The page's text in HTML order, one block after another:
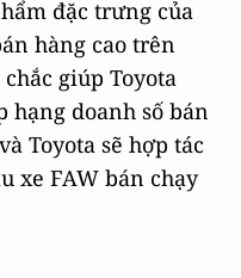
đặc trưng của
hàng cao trên
giúp Toyota
hạng doanh số bán
Toyota sẽ hợp tác
xe FAW bán chạy